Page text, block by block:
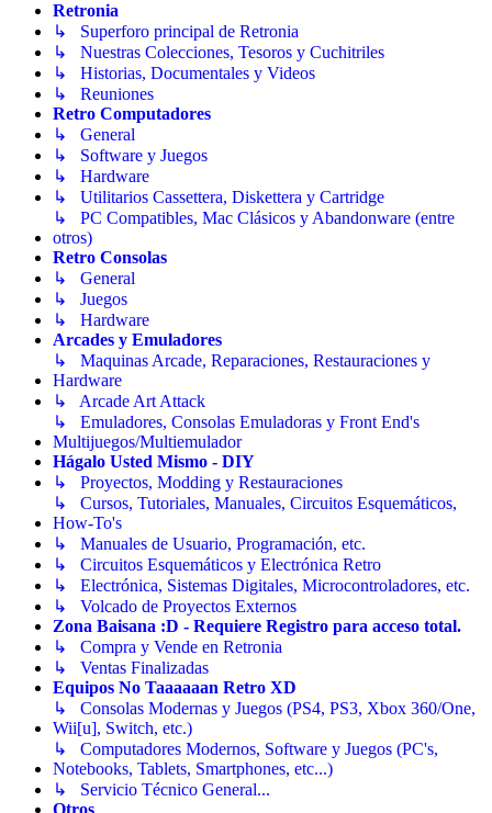
Retronia
↳ Superforo principal de Retronia
↳ Nuestras Colecciones, Tesoros y Cuchitriles
↳ Historias, Documentales y Videos
↳ Reuniones
Retro Computadores
↳ General
↳ Software y Juegos
↳ Hardware
↳ Utilitarios Cassettera, Diskettera y Cartridge
↳ PC Compatibles, Mac Clásicos y Abandonware (entre
otros)
Retro Consolas
↳ General
↳ Juegos
↳ Hardware
Arcades y Emuladores
↳ Maquinas Arcade, Reparaciones, Restauraciones y
Hardware
↳ Arcade Art Attack
↳ Emuladores, Consolas Emuladoras y Front End's
Multijuegos/Multiemulador
Hágalo Usted Mismo - DIY
↳ Proyectos, Modding y Restauraciones
↳ Cursos, Tutoriales, Manuales, Circuitos Esquemáticos,
How-To's
↳ Manuales de Usuario, Programación, etc.
↳ Circuitos Esquemáticos y Electrónica Retro
↳ Electrónica, Sistemas Digitales, Microcontroladores, etc.
↳ Volcado de Proyectos Externos
Zona Baisana :D - Requiere Registro para acceso total.
↳ Compra y Vende en Retronia
↳ Ventas Finalizadas
Equipos No Taaaaaan Retro XD
↳ Consolas Modernas y Juegos (PS4, PS3, Xbox 360/One,
Wii[u], Switch, etc.)
↳ Computadores Modernos, Software y Juegos (PC's,
Notebooks, Tablets, Smartphones, etc...)
↳ Servicio Técnico General...